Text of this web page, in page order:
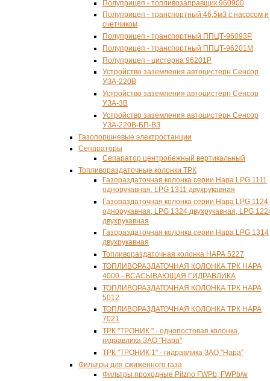
Полуприцеп - топливозаправщик 960900
Полуприцеп - транспортный 46,5м3 с насосом и
счетчиком
Полуприцеп - транспортный ППЦТ-96093Р
Полуприцеп - транспортный ППЦТ-96201М
Полуприцеп - цистерна 96201Р
Устройство заземления автоцистерн Сенсор
УЗА-220В
Устройство заземления автоцистерн Сенсор
УЗА-3В
Устройство заземления автоцистерн Сенсор
УЗА-220В-БП-ВЗ
Газопоршневые электростанции
Сепараторы
Сепаратор центробежный вертикальный
Топливораздаточные колонки ТРК
Газораздаточная колонка серии Нара LPG 1111
однорукавная, LPG 1311 двухрукавная
Газораздаточная колонка серии Нара LPG 1124
однорукавная, LPG 1324 двухрукавная, LPG
двухрукавная
Газораздаточная колонка серии Нара LPG 1314
двухрукавная
Топливораздаточная колонка НАРА 5227
ТОПЛИВОРАЗДАТОЧНАЯ КОЛОНКА ТРК НАРА
4000 - ВСАСЫВАЮЩАЯ ГИДРАВЛИКА
ТОПЛИВОРАЗДАТОЧНАЯ КОЛОНКА ТРК НАРА
5012
ТОПЛИВОРАЗДАТОЧНАЯ КОЛОНКА ТРК НАРА
7021
ТРК "ТРОНИК " - однопостовая колонка,
гидравлика ЗАО "Нара"
ТРК "ТРОНИК 1" - гидравлика ЗАО "Нара"
Фильтры для сжиженного газа
Фильтры проходные Pilzno FWPb, FWРb/w